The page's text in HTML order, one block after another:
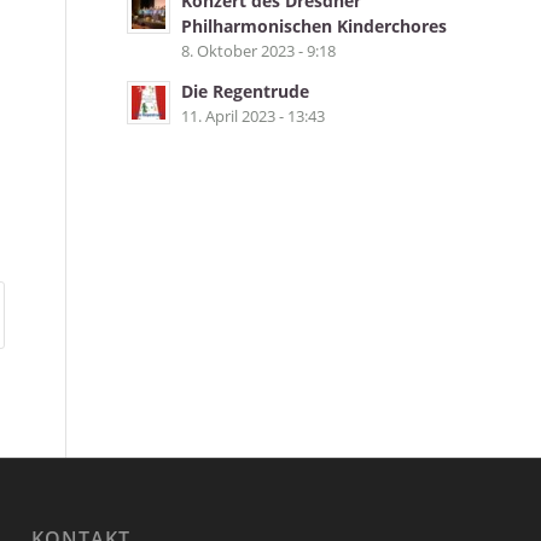
Philharmonischen Kinderchores
8. Oktober 2023 - 9:18
Die Regentrude
11. April 2023 - 13:43